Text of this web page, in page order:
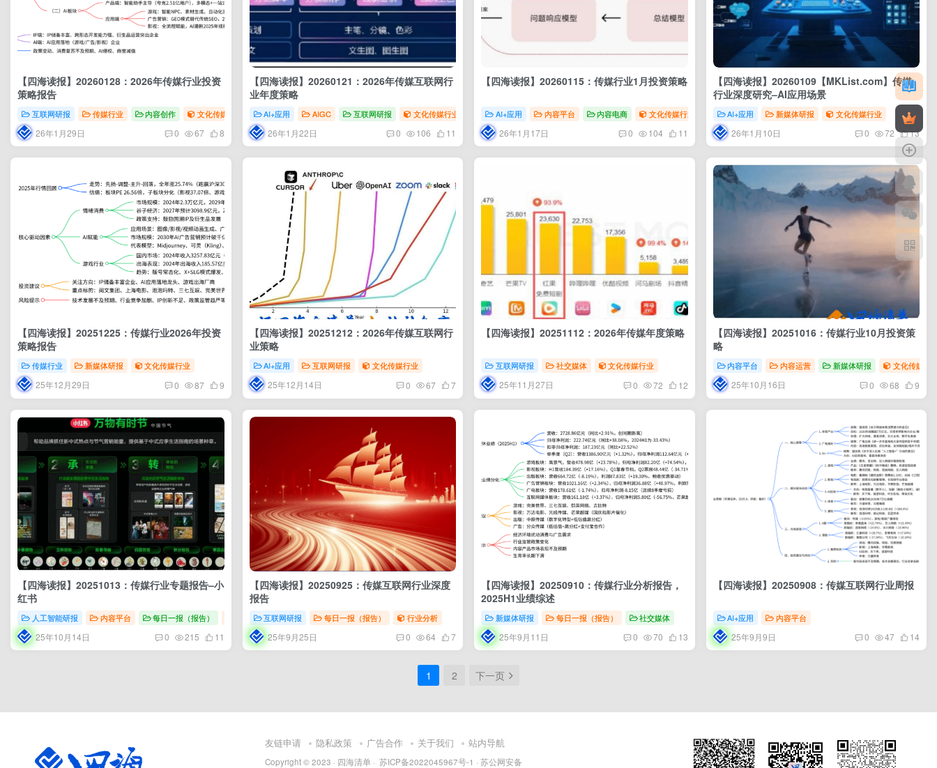
【四海读报】20260128：2026年传媒行业投资
策略报告
互联网研报 传媒行业 内容创作 文化传媒行业
26年1月29日 0 67 8
【四海读报】20260121：2026年传媒互联网行
业年度策略
AI+应用 AIGC 互联网研报 文化传媒行业
26年1月22日 0 106 11
【四海读报】20260115：传媒行业1月投资策略
AI+应用 内容平台 内容电商 文化传媒行业
26年1月17日 0 104 11
【四海读报】20260109【MKList.com】传媒
行业深度研究–AI应用场景
AI+应用 新媒体研报 文化传媒行业
26年1月10日 0 72 13
【四海读报】20251225：传媒行业2026年投资
策略报告
传媒行业 新媒体研报 文化传媒行业
25年12月29日 0 87 9
【四海读报】20251212：2026年传媒互联网行
业策略
AI+应用 互联网研报 文化传媒行业
25年12月14日 0 67 7
【四海读报】20251112：2026年传媒年度策略
互联网研报 社交媒体 文化传媒行业
25年11月27日 0 72 12
【四海读报】20251016：传媒行业10月投资策
略
内容平台 内容运营 新媒体研报 文化传媒行
25年10月16日 0 68 9
【四海读报】20251013：传媒行业专题报告–小
红书
人工智能研报 内容平台 每日一报（报告） 商业分析
25年10月14日 0 215 11
【四海读报】20250925：传媒互联网行业深度
报告
互联网研报 每日一报（报告） 行业分析
25年9月25日 0 64 7
【四海读报】20250910：传媒行业分析报告，
2025H1业绩综述
新媒体研报 每日一报（报告） 社交媒体
25年9月11日 0 70 13
【四海读报】20250908：传媒互联网行业周报
AI+应用 内容平台
25年9月9日 0 47 14
1 2 下一页
友链申请 隐私政策 广告合作 关于我们 站内导航
Copyright © 2023 · 四海清单 · 苏ICP备2022045967号-1 · 苏公网安备